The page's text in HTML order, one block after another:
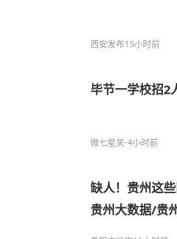
西安发布15小时前
毕节一学校招2
微七星关-4小时前
缺人！贵州这
贵州大数据/贵